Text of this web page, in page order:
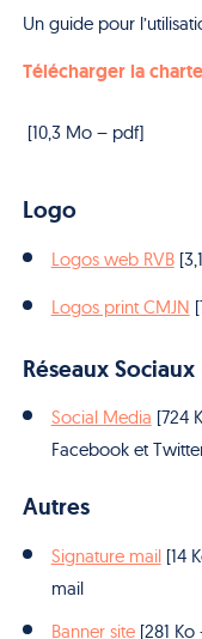
Un guide pour
Télécharger la
[10,3 Mo – pdf]
Logo
Logos web RVB
Logos print CMJN
Réseaux Sociaux
Social Media [724
Facebook et
Autres
Signature mail[14
mail
Banner site[281 Ko